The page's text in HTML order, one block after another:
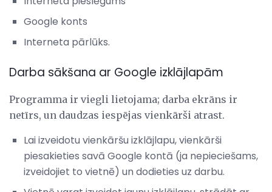
Google konts
Interneta pārlūks.
Darba sākšana ar Google izklājlapām
Programma ir viegli lietojama; darba ekrāns ir
netīrs, un daudzas iespējas vienkārši atrast.
Lai izveidotu vienkāršu izklājlapu, vienkārši
piesakieties savā Google kontā (ja nepieciešams,
izveidojiet to vietnē) un dodieties uz darbu.